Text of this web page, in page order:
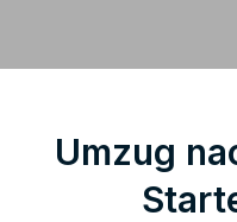
Umzug